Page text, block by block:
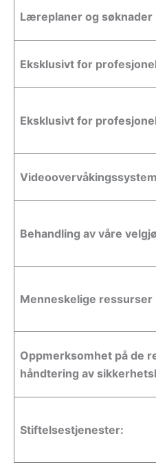
Læreplaner og søknader
Eksklusivt for
Eksklusivt for
Behandling av våre
Menneskelige ressurser
Oppmerksomhet på de
håndtering av
Stiftelsestjenester: